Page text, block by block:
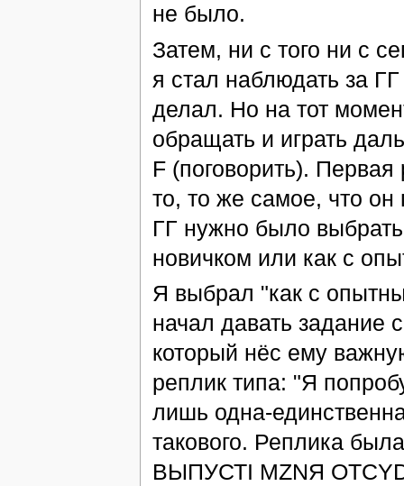
не было.
Затем, ни с того ни с
я стал наблюдать за
делал. Но на тот
обращать и играть
F (поговорить).
то, то же самое, что
ГГ нужно было
новичком или как с
Я выбрал "как с
начал давать задание
который нёс ему
реплик типа: "Я
лишь одна-
такового. Реплика
ВЫПУСТІ МZNЯ